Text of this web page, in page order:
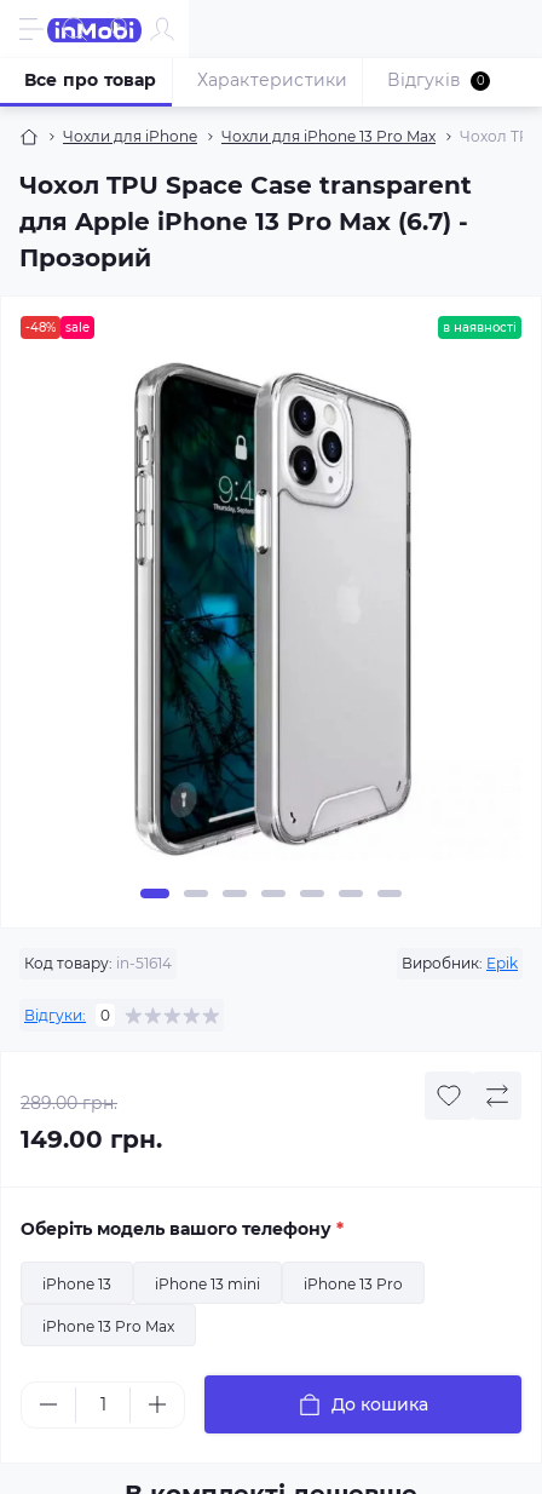
Чохли для iPhone Чохли для iPhone 13 Pro Max Чохол
Чохол TPU Space Case transparent
для Apple iPhone 13 Pro Max (6.7) -
Прозорий
Все про товар Характеристики Відгуків 0
-48% sale в наявності
Код товару: in-51614 Виробник: Epik
Відгуки: 0
289.00 грн.
149.00 грн.
Оберіть модель вашого телефону *
iPhone 13 iPhone 13 mini iPhone 13 Pro
iPhone 13 Pro Max
До кошика